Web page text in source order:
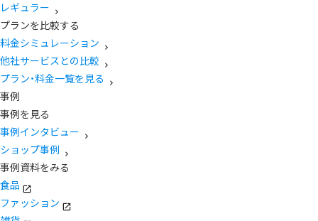
レギュラー
プランを比較する
料金シミュレーション
他社サービスとの比較
プラン・料金一覧を見る
事例
事例を見る
事例インタビュー
ショップ事例
事例資料をみる
食品
ファッション